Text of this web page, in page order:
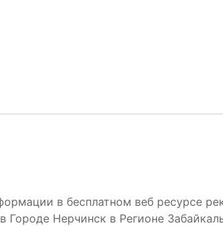
в бесплатном веб ресурсе
Городе Нерчинск в Регионе